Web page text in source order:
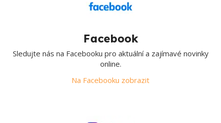
Facebook
Sledujte nás na Facebooku pro aktuální a zajímavé novinky
online.
Na Facebooku zobrazit